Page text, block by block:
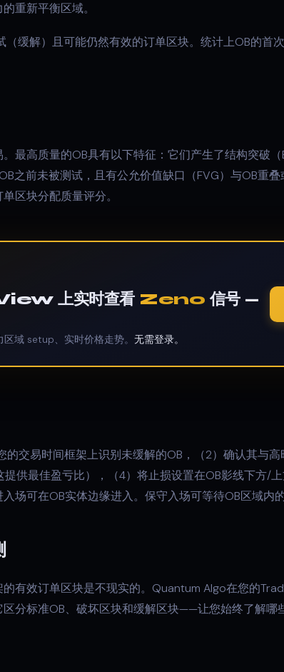
重新平衡区域。
（缓解）且可能仍然有效的订单区块。统计上OB的首
最高质量的OB具有以下特征：它们产生了结构突破
之前未被测试，且有公允价值缺口（FVG）与OB重
区块分配质量评分。
上实时查看 Zeno 信号 —
域 setup、实时价格走势。 无需登录。
的交易时间框架上识别未缓解的OB，（2）确认其与
供最佳盈亏比），（4）将止损设置在OB影线下方/
场可在OB实体边缘进入。保守入场可等待OB区域内
有效订单区块是不现实的。Quantum Algo在您的
分标准OB、破坏区块和缓解区块——让您始终了解哪